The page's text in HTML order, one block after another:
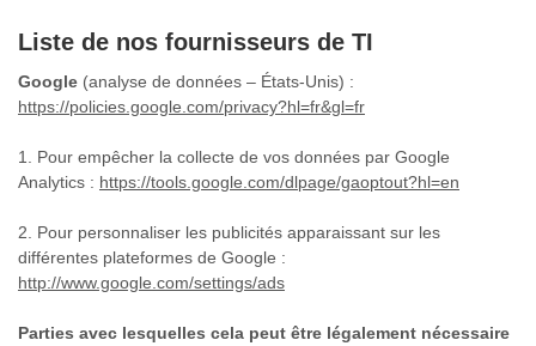
Liste de nos fournisseurs de TI
Google (analyse de données – États-Unis) :
https://policies.google.com/privacy?hl=fr&gl=fr
1. Pour empêcher la collecte de vos données par Google
Analytics : https://tools.google.com/dlpage/gaoptout?hl=en
2. Pour personnaliser les publicités apparaissant sur les
différentes plateformes de Google :
http://www.google.com/settings/ads
Parties avec lesquelles cela peut être légalement nécessaire